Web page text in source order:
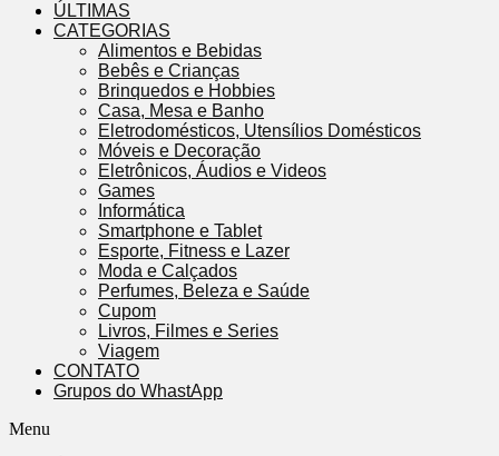
ÚLTIMAS
CATEGORIAS
Alimentos e Bebidas
Bebês e Crianças
Brinquedos e Hobbies
Casa, Mesa e Banho
Eletrodomésticos, Utensílios Domésticos
Móveis e Decoração
Eletrônicos, Áudios e Videos
Games
Informática
Smartphone e Tablet
Esporte, Fitness e Lazer
Moda e Calçados
Perfumes, Beleza e Saúde
Cupom
Livros, Filmes e Series
Viagem
CONTATO
Grupos do WhastApp
Menu